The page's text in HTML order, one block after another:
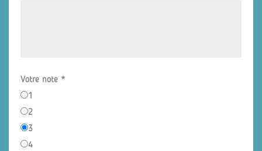
Votre note *
1
2
3
4